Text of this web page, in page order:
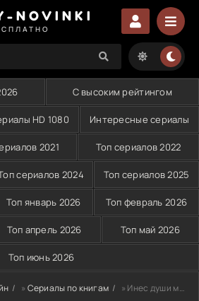
NOVINKI
С высоким рейтингом
HD 1080 Интересные сериалы
2021 Топ сериалов 2022
сериалов 2024 Топ сериалов 2025
Топ январь 2026 Топ февраль 2026
Топ апрель 2026 Топ май 2026
Топ июнь 2026
» Сериалы по книгам » Инес души моей (2020)